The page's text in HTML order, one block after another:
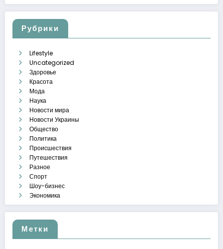
Рубрики
Lifestyle
Uncategorized
Здоровье
Красота
Мода
Наука
Новости мира
Новости Украины
Общество
Политика
Происшествия
Путешествия
Разное
Спорт
Шоу-бизнес
Экономика
Метки